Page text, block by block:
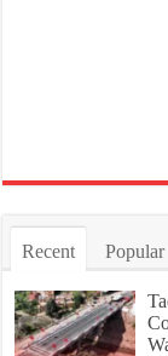
Recent Popular